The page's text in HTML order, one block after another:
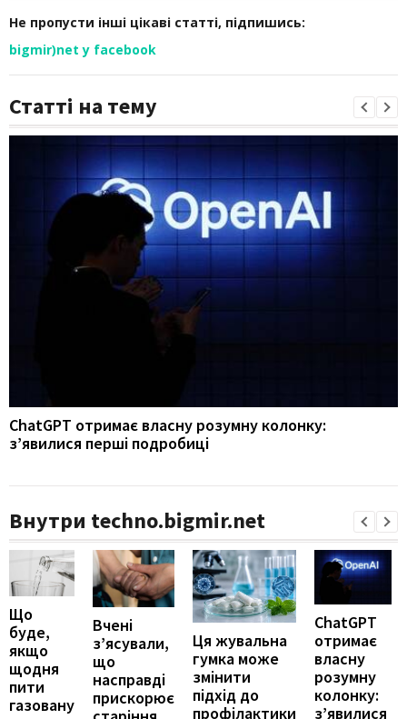
Не пропусти інші цікаві статті, підпишись:
bigmir)net у facebook
Статті на тему
ChatGPT отримає власну розумну колонку:
з’явилися перші подробиці
Внутри techno.bigmir.net
Що
буде,
якщо
щодня
пити
газовану
Вчені
з’ясували,
що
насправді
прискорює
Ця жувальна
гумка може
змінити
підхід до
профілактики
ChatGPT
отримає
власну
розумну
колонку:
з’явилися